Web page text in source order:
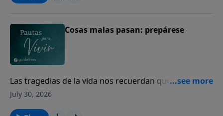
Cosas malas pasan: prepárese
Las tragedias de la vida nos recuerdan que todos
necesitamos volver nuestro corazón a Dios.
July 30, 2026